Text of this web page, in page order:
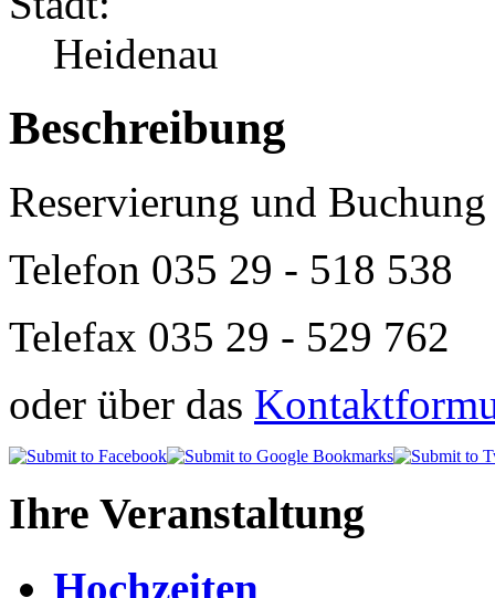
Heidenau
Beschreibung
Reservierung und
Telefon 035 29 - 518 538
Telefax 035 29 - 529 762
oder über das
Ihre Veranstaltung
Hochzeiten